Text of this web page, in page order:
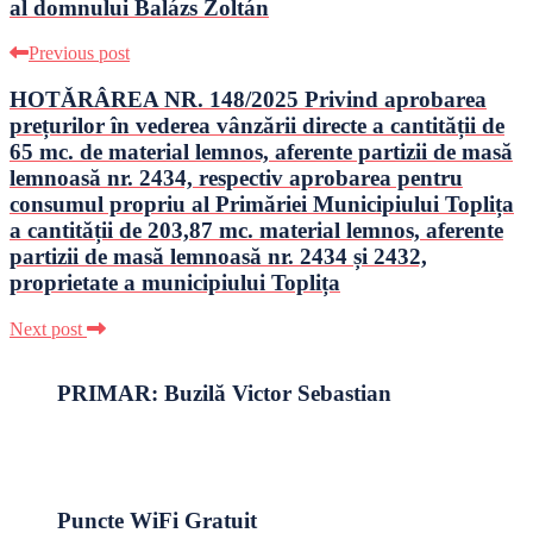
al domnului Balázs Zoltán
Previous post
HOTǍRÂREA NR. 148/2025 Privind aprobarea
prețurilor în vederea vânzării directe a cantității de
65 mc. de material lemnos, aferente partizii de masă
lemnoasă nr. 2434, respectiv aprobarea pentru
consumul propriu al Primăriei Municipiului Toplița
a cantității de 203,87 mc. material lemnos, aferente
partizii de masă lemnoasă nr. 2434 și 2432,
proprietate a municipiului Toplița
Next post
PRIMAR: Buzilă Victor Sebastian
Puncte WiFi Gratuit